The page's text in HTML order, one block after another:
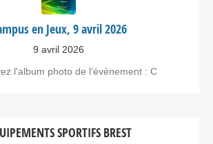
en Jeux, 9 avril 2026
9 avril 2026
l'album photo de l’évènement : C
SPORTIFS BREST